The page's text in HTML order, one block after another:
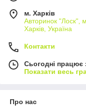
м. Харків
Авторинок "Лоск",
Харків, Україна
Контакти
Сьогодні працює
Показати весь
Про нас